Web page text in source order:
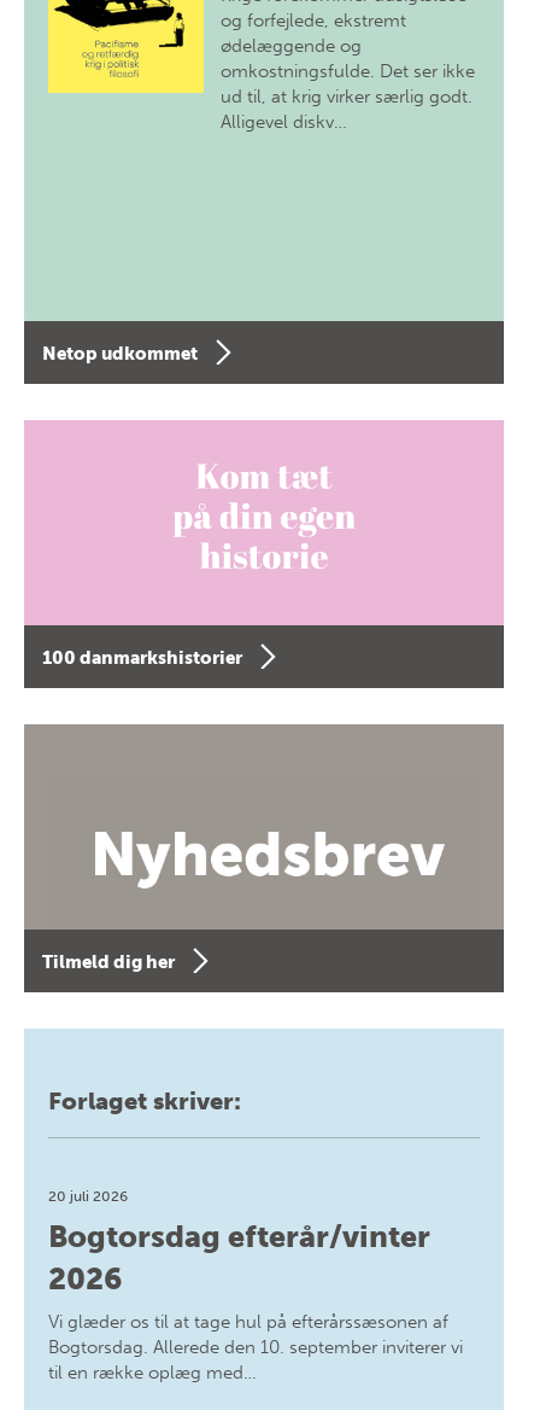
og forfejlede, ekstremt
ødelæggende og
omkostningsfulde. Det ser ikke
ud til, at krig virker særlig godt.
Alligevel diskv…
Netop udkommet
100 danmarkshistorier
Tilmeld dig her
Forlaget skriver:
20 juli 2026
Bogtorsdag efterår/vinter
2026
Vi glæder os til at tage hul på efterårssæsonen af
Bogtorsdag. Allerede den 10. september inviterer vi
til en række oplæg med…